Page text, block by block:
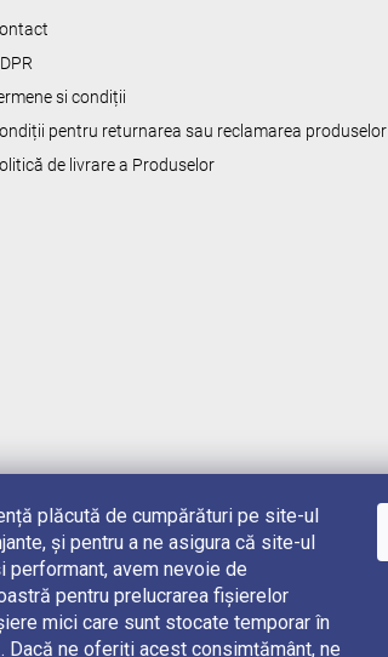
plăcută de cumpărături pe site-ul
și pentru a ne asigura că site-ul
avem nevoie de
pentru prelucrarea fișierelor
mici care sunt stocate temporar în
Dacă ne oferiți acest consimțământ, ne
si condiții
pentru returnarea sau reclamarea produselor
de livrare a Produselor